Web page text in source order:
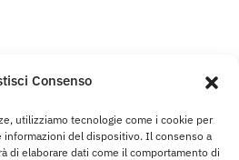
Consenso
utilizziamo tecnologie come i cookie per
informazioni del dispositivo. Il consenso a
di elaborare dati come il comportamento di